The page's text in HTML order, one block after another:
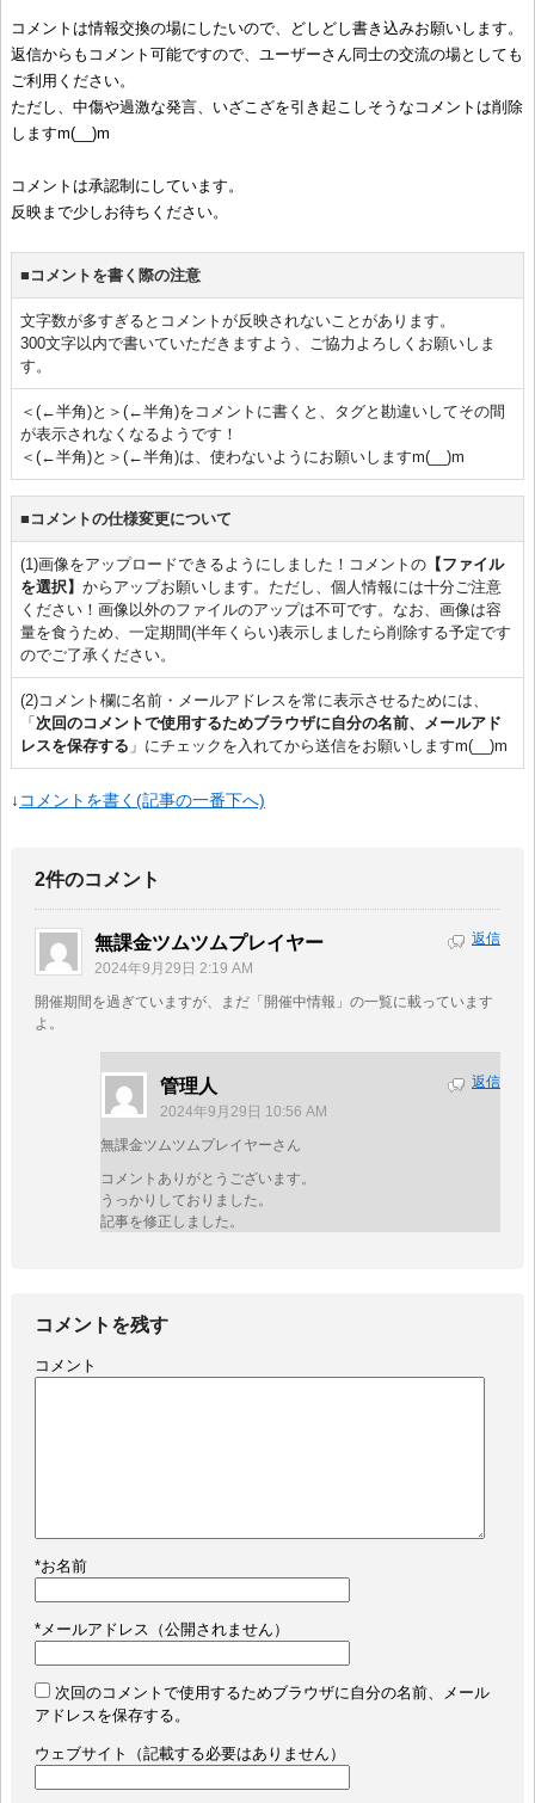
コメントは情報交換の場にしたいので、どしどし書き込みお願いします。
返信からもコメント可能ですので、ユーザーさん同士の交流の場としても
ご利用ください。
ただし、中傷や過激な発言、いざこざを引き起こしそうなコメントは削除
しますm(__)m
コメントは承認制にしています。
反映まで少しお待ちください。
■コメントを書く際の注意
文字数が多すぎるとコメントが反映されないことがあります。
300文字以内で書いていただきますよう、ご協力よろしくお願いしま
す。
＜(←半角)と＞(←半角)をコメントに書くと、タグと勘違いしてその間
が表示されなくなるようです！
＜(←半角)と＞(←半角)は、使わないようにお願いしますm(__)m
■コメントの仕様変更について
(1)画像をアップロードできるようにしました！コメントの【ファイル
を選択】 からアップお願いします。ただし、個人情報には十分ご注意
ください！画像以外のファイルのアップは不可です。なお、画像は容
量を食うため、一定期間(半年くらい)表示しましたら削除する予定です
のでご了承ください。
(2)コメント欄に名前・メールアドレスを常に表示させるためには、
「次回のコメントで使用するためブラウザに自分の名前、メールアド
レスを保存する 」にチェックを入れてから送信をお願いしますm(__)m
↓ コメントを書く(記事の一番下へ)
2件のコメント
無課金ツムツムプレイヤー
2024年9月29日 2:19 AM
開催期間を過ぎていますが、まだ「開催中情報」の一覧に載っています
よ。
返信
管理人
2024年9月29日 10:56 AM
無課金ツムツムプレイヤーさん
コメントありがとうございます。
うっかりしておりました。
記事を修正しました。
返信
コメントを残す
コメント
*お名前
* メールアドレス（公開されません）
次回のコメントで使用するためブラウザに自分の名前、メール
アドレスを保存する。
ウェブサイト（記載する必要はありません）